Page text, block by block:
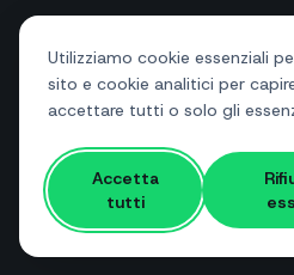
Utilizziamo cookie essenziali
sito e cookie analitici per
accettare tutti o solo gli
Accetta
tutti
+39 081 544 7792
© 2026 SendApp. Tutti i diritti